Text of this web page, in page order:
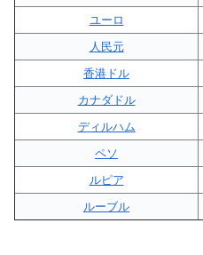
ユーロ
人民元
香港ドル
カナダドル
ディルハム
ペソ
ルピア
ルーブル